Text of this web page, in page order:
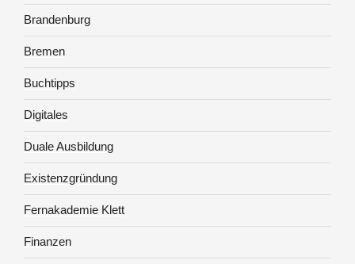
Brandenburg
Bremen
Buchtipps
Digitales
Duale Ausbildung
Existenzgründung
Fernakademie Klett
Finanzen